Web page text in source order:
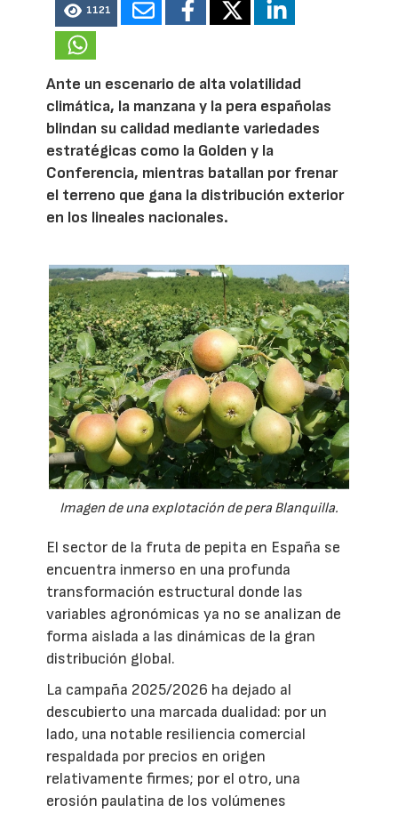
1121
Ante un escenario de alta volatilidad
climática, la manzana y la pera españolas
blindan su calidad mediante variedades
estratégicas como la Golden y la
Conferencia, mientras batallan por frenar
el terreno que gana la distribución exterior
en los lineales nacionales.
Imagen de una explotación de pera Blanquilla.
El sector de la fruta de pepita en España se
encuentra inmerso en una profunda
transformación estructural donde las
variables agronómicas ya no se analizan de
forma aislada a las dinámicas de la gran
distribución global.
La campaña 2025/2026 ha dejado al
descubierto una marcada dualidad: por un
lado, una notable resiliencia comercial
respaldada por precios en origen
relativamente firmes; por el otro, una
erosión paulatina de los volúmenes